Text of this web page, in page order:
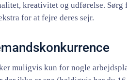
kreativitet og udførelse. Sørg
for at fejre deres sejr.
muligvis kun for nogle